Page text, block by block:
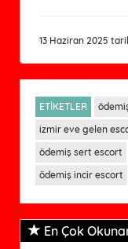
13 Haziran 2025
ETİKETLER
izmir eve gelen
ödemiş sert escort
ödemiş incir escort
En Çok